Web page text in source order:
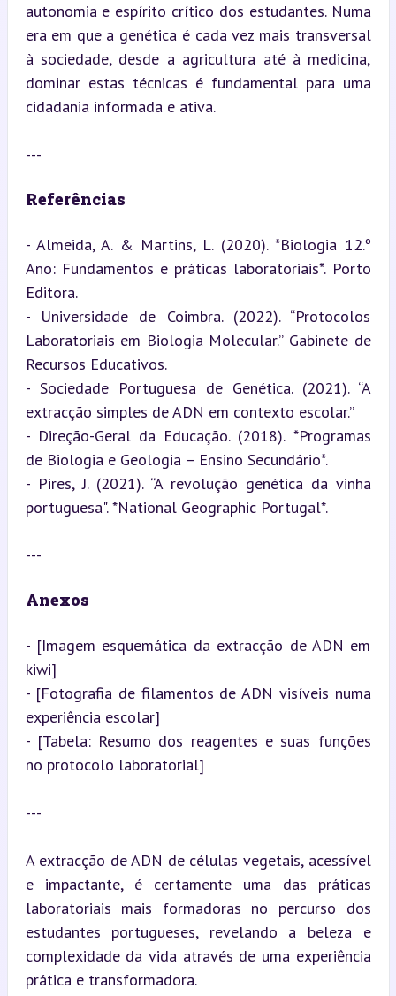
autonomia e espírito crítico dos estudantes. Numa
era em que a genética é cada vez mais transversal
à sociedade, desde a agricultura até à medicina,
dominar estas técnicas é fundamental para uma
cidadania informada e ativa.
---
Referências
- Almeida, A. & Martins, L. (2020). *Biologia 12.º
Ano: Fundamentos e práticas laboratoriais*. Porto
Editora.
- Universidade de Coimbra. (2022). “Protocolos
Laboratoriais em Biologia Molecular.” Gabinete de
Recursos Educativos.
- Sociedade Portuguesa de Genética. (2021). “A
extracção simples de ADN em contexto escolar.”
- Direção-Geral da Educação. (2018). *Programas
de Biologia e Geologia – Ensino Secundário*.
- Pires, J. (2021). “A revolução genética da vinha
portuguesa". *National Geographic Portugal*.
---
Anexos
- [Imagem esquemática da extracção de ADN em
kiwi]
- [Fotografia de filamentos de ADN visíveis numa
experiência escolar]
- [Tabela: Resumo dos reagentes e suas funções
no protocolo laboratorial]
---
A extracção de ADN de células vegetais, acessível
e impactante, é certamente uma das práticas
laboratoriais mais formadoras no percurso dos
estudantes portugueses, revelando a beleza e
complexidade da vida através de uma experiência
prática e transformadora.